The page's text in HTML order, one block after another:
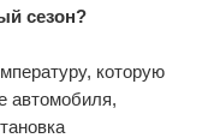
сезон?
которую
автомобиля,